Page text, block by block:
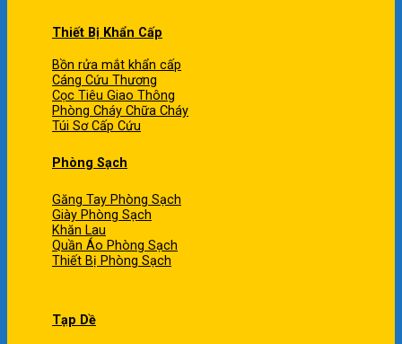
Thiết Bị Khẩn Cấp
Bồn rửa mắt khẩn cấp
Cáng Cứu Thương
Cọc Tiêu Giao Thông
Phòng Cháy Chữa Cháy
Túi Sơ Cấp Cứu
Phòng Sạch
Găng Tay Phòng Sạch
Giày Phòng Sạch
Khăn Lau
Quần Áo Phòng Sạch
Thiết Bị Phòng Sạch
Tạp Dề